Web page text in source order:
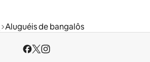
Aluguéis de bangalôs